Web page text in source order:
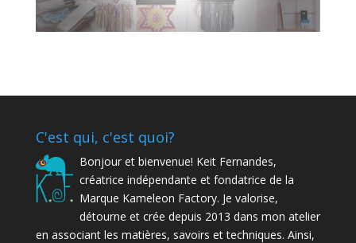
C'est qui, c'est quoi?
Bonjour et bienvenue! Keit Fernandes,
créatrice indépendante et fondatrice de la
Marque Kameleon Factory. Je valorise,
détourne et crée depuis 2013 dans mon atelier
en associant les matières, savoirs et techniques. Ainsi,